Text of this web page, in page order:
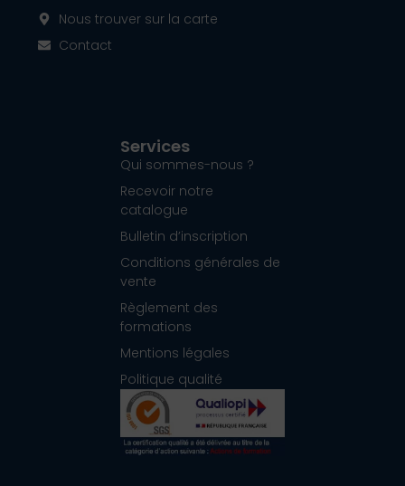
Services
Qui sommes-nous ?
Recevoir notre
catalogue
Bulletin d’inscription
Conditions générales de
vente
Règlement des
formations
Mentions légales
Politique qualité
Nous trouver sur la carte
Contact